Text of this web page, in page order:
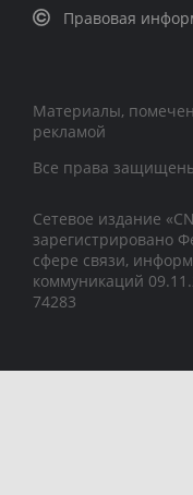
Правовая
Материалы,
рекламой
Все права
Сетевое издание
зарегистрировано
сфере связи,
коммуникаций
74283